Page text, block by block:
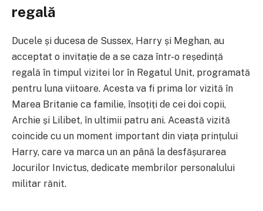
regală
Ducele și ducesa de Sussex, Harry și Meghan, au
acceptat o invitație de a se caza într-o reședință
regală în timpul vizitei lor în Regatul Unit, programată
pentru luna viitoare. Acesta va fi prima lor vizită în
Marea Britanie ca familie, însoțiți de cei doi copii,
Archie și Lilibet, în ultimii patru ani. Această vizită
coincide cu un moment important din viața prințului
Harry, care va marca un an până la desfășurarea
Jocurilor Invictus, dedicate membrilor personalului
militar rănit.